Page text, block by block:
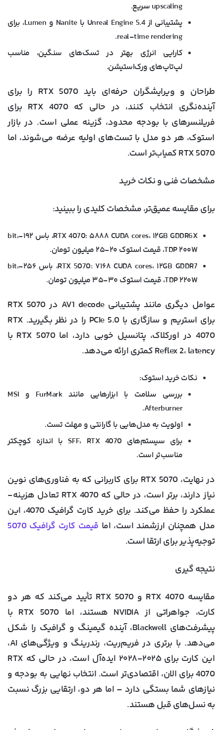
upscaling سریع.
پشتیبانی از Unreal Engine 5.4 با Nanite و Lumen، برای
real-time rendering.
کارایی انرژی بهتر در تسک‌های سنگین، مناسب
لپ‌تاپ‌های ورک‌استیشن.
طراحان و ویرایشگران حرفه‌ای باید RTX 5070 را برای
آینده‌نگری انتخاب کنند، در حالی که RTX 4070 برای
فریلنسرهای با بودجه محدود، گزینه عملی است. در بازار
استوک، هر دو مدل با تست‌های اولیه عرضه می‌شوند، اما
RTX 5070 کمیاب‌تر است.
مشخصات فنی و نکات خرید
برای مقایسه عمیق‌تر، مشخصات کلیدی را ببینید:
RTX 4070
: ۵۸۸۸ CUDA cores، ۱۲GB GDDR6X، باس ۱۹۲-bit،
TDP ۲۰۰W، قیمت استوک ۲۰-۲۵ میلیون تومان.
RTX 5070
: ۷۱۶۸ CUDA cores، ۱۲GB GDDR7، باس ۲۵۶-bit،
TDP ۲۲۰W، قیمت استوک ۳۰-۳۵ میلیون تومان.
عوامل دیگری مانند پشتیبانی AV1 decode در RTX 5070
برای استریم و سازگاری با PCIe 5.0 را در نظر بگیرید. RTX
4070 در اورکلاک، پتانسیل خوبی دارد، اما RTX 5070 با
Reflex 2، latency کمتری ارائه می‌دهد.
نکات خرید استوک:
بررسی سلامت با ابزارهایی مانند FurMark و MSI
Afterburner.
اولویت به مدل‌هایی با گارانتی و مهلت تست.
برای سیستم‌های SFF، RTX 4070 با اندازه کوچکتر
مناسب‌تر است.
در نهایت، RTX 5070 برای کاربرانی که به فناوری‌های نوین
نیاز دارند، برتر است، در حالی که RTX 4070 تعادل هزینه-
عملکرد را حفظ می‌کند. برای خرید کارت گرافیک 4070، این
مدل همچنان ارزشمند است، اما قیمت کارت گرافیک 5070
توجیه‌پذیر برای ارتقا است.
نتیجه ‌گیری
مقایسه RTX 4070 و RTX 5070 تأیید می‌کند که هر دو
کارت، جواهراتی از NVIDIA هستند، اما RTX 5070 با
پیشرفت‌های Blackwell، آینده گیمینگ و گرافیک را شکل
می‌دهد. با برتری در فریم‌ریت، رندرینگ و ویژگی‌های AI،
این کارت برای ۲۰۲۵-۲۰۲۸ ایده‌آل است، در حالی که RTX
4070 برای الان، اقتصادی‌تر است. انتخاب نهایی به بودجه و
نیازهای شما بستگی دارد – اما هر دو، ارتقایی بزرگ نسبت
به نسل‌های قبل هستند.